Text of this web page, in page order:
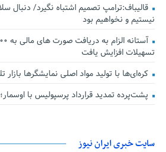
قالیباف:ترامپ تصمیم اشتباه نگیرد/ دنبال
نیستیم و نخواهیم بود
تسهیلات افزایش یافت
کره‌ای‌ها با تولید مواد اصلی نمایشگرها بازار
پشت‌پرده تمدید قرارداد پرسپولیس با
سایت خبری ایران نیوز